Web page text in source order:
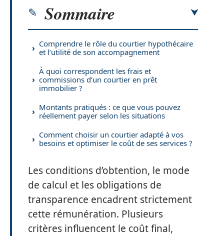
Sommaire
Comprendre le rôle du courtier hypothécaire
et l’utilité de son accompagnement
À quoi correspondent les frais et
commissions d’un courtier en prêt
immobilier ?
Montants pratiqués : ce que vous pouvez
réellement payer selon les situations
Comment choisir un courtier adapté à vos
besoins et optimiser le coût de ses services ?
Les conditions d’obtention, le mode
de calcul et les obligations de
transparence encadrent strictement
cette rémunération. Plusieurs
critères influencent le coût final,